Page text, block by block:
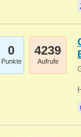
0
Punkte
4239
Aufrufe